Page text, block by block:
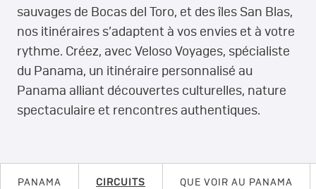
sauvages de Bocas del Toro, et des îles San Blas,
nos itinéraires s’adaptent à vos envies et à votre
rythme. Créez, avec Veloso Voyages, spécialiste
du Panama, un itinéraire personnalisé au
Panama alliant découvertes culturelles, nature
spectaculaire et rencontres authentiques.
PANAMA CIRCUITS QUE VOIR AU PANAMA